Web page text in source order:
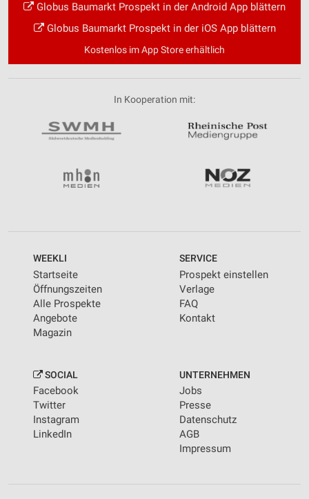
Globus Baumarkt Prospekt in der Android App blättern
Globus Baumarkt Prospekt in der iOS App blättern
Kostenlos im App Store erhältlich
In Kooperation mit:
WEEKLI
Startseite
Öffnungszeiten
Alle Prospekte
Angebote
Magazin
SERVICE
Prospekt einstellen
Verlage
FAQ
Kontakt
SOCIAL
Facebook
Twitter
Instagram
LinkedIn
UNTERNEHMEN
Jobs
Presse
Datenschutz
AGB
Impressum